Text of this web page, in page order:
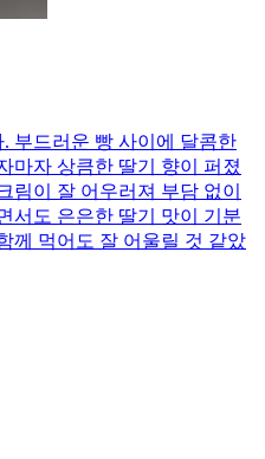
부드러운 빵 사이에 달콤한
마자 상큼한 딸기 향이 퍼졌
림이 잘 어우러져 부담 없이
서도 은은한 딸기 맛이 기분
께 먹어도 잘 어울릴 것 같았